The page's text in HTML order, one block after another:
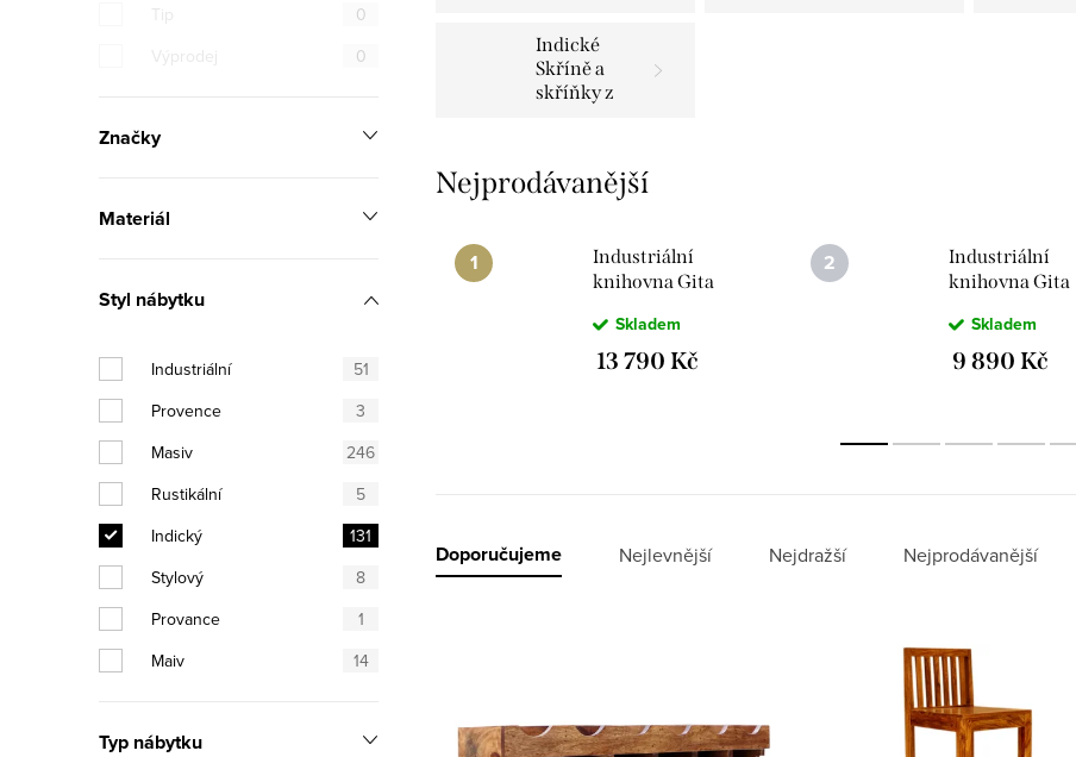
n
l
Tip
0
Výprodej
0
Značky
Materiál
Styl nábytku
Industriální
51
Provence
3
Masiv
246
Rustikální
5
Indický
131
Stylový
8
Provance
1
Maiv
14
Typ nábytku
Indické
Skříně a
skříňky z
Nejprodávanější
Industriální
knihovna Gita
z masivu manga
Skladem
13 790 Kč
Industriální
knihovna Gita
z masivu manga
Skladem
9 890 Kč
Ř
Doporučujeme Nejlevnější Nejdražší Nejprodávanější